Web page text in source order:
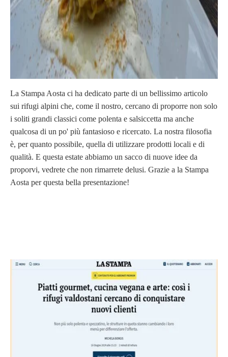
La Stampa Aosta ci ha dedicato parte di un bellissimo articolo
sui rifugi alpini che, come il nostro, cercano di proporre non solo
i soliti grandi classici come polenta e salsiccetta ma anche
qualcosa di un po' più fantasioso e ricercato. La nostra filosofia
è, per quanto possibile, quella di utilizzare prodotti locali e di
qualità. E questa estate abbiamo un sacco di nuove idee da
proporvi, vedrete che non rimarrete delusi. Grazie a la Stampa
Aosta per questa bella presentazione!